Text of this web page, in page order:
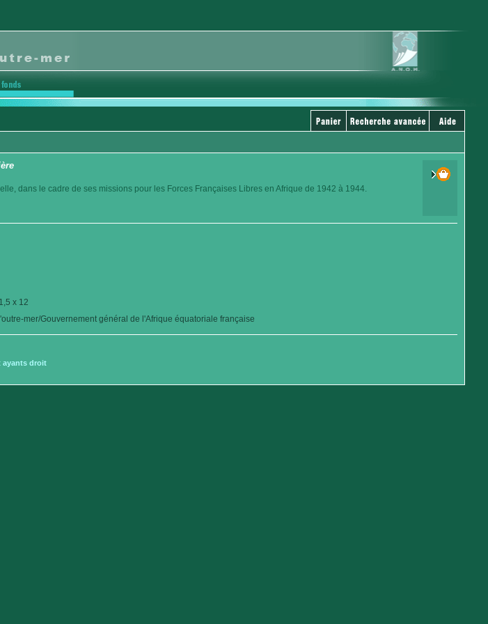
dans le cadre de ses missions pour les Forces Françaises Libres en Afrique de 1942 à 1944.
x 12
mer/Gouvernement général de l'Afrique équatoriale française
ayants droit